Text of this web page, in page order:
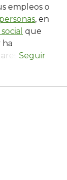
empleos o
, en
que
ha